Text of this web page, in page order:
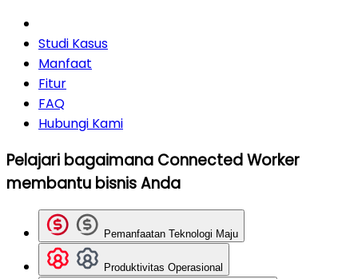
Studi Kasus
Manfaat
Fitur
FAQ
Hubungi Kami
Pelajari bagaimana Connected Worker
membantu bisnis Anda
Pemanfaatan Teknologi Maju
Produktivitas Operasional